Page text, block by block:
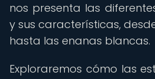
nos presenta las
y sus características,
hasta las enanas blancas.
Exploraremos cómo las